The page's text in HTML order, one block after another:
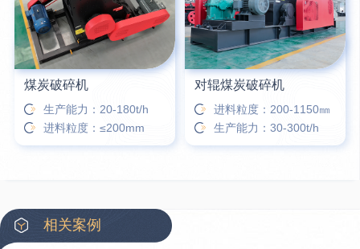
煤炭破碎机
生产能力：20-180t/h
进料粒度：≤200mm
对辊煤炭破碎机
进料粒度：200-1150㎜
生产能力：30-300t/h
相关案例